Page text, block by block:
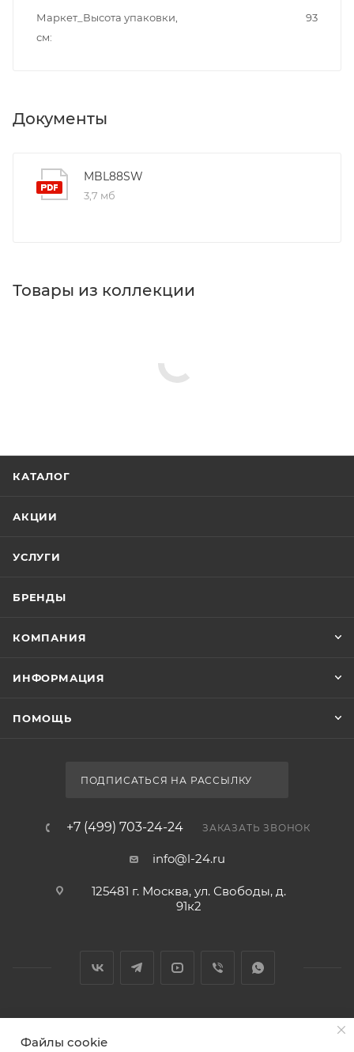
Маркет_Высота упаковки,
см
93
Документы
MBL88SW
3,7 мб
Товары из коллекции
КАТАЛОГ
АКЦИИ
УСЛУГИ
БРЕНДЫ
КОМПАНИЯ
ИНФОРМАЦИЯ
ПОМОЩЬ
ПОДПИСАТЬСЯ НА РАССЫЛКУ
+7 (499) 703-24-24 ЗАКАЗАТЬ ЗВОНОК
info@l-24.ru
125481 г. Москва, ул. Свободы, д.
91к2
Файлы cookie